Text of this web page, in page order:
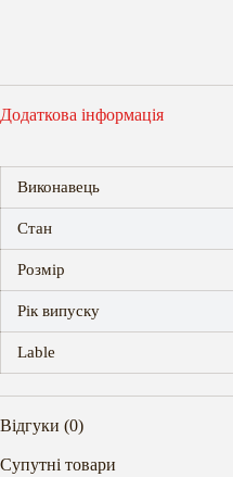
Додаткова інформація
Виконавець
Стан
Розмір
Рік випуску
Lable
Відгуки (0)
Супутні товари